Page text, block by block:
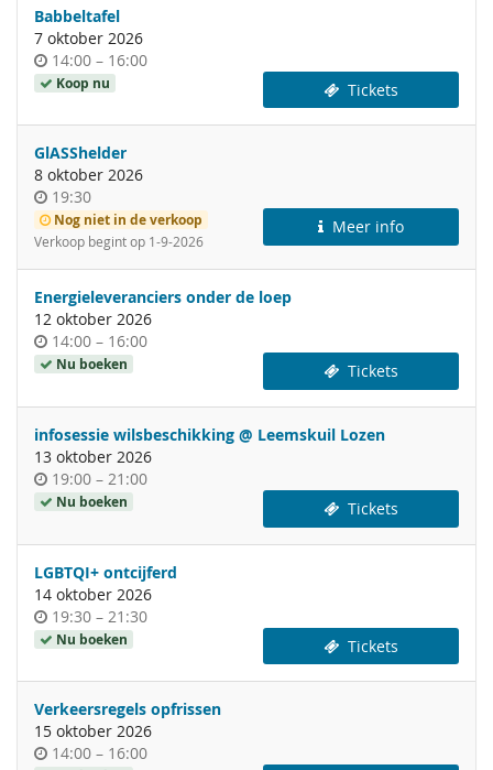
Babbeltafel
7 oktober 2026
Tijdstip
van
dag
14:00 –tot
16:00
Koop nu Tickets
GlASShelder
8 oktober 2026
Tijdstip
van
de
19:30
Nog niet in de verkoop
Verkoop begint op 1-9-2026
Meer info
Energieleveranciers onder de loep
12 oktober 2026
Tijdstip
van
dag
14:00 –tot
16:00
Nu boeken Tickets
infosessie wilsbeschikking @ Leemskuil Lozen
13 oktober 2026
Tijdstip
van
dag
19:00 –tot
21:00
Nu boeken Tickets
LGBTQI+ ontcijferd
14 oktober 2026
Tijdstip
van
dag
19:30 –tot
21:30
Nu boeken Tickets
Verkeersregels opfrissen
15 oktober 2026
Tijdstip
14:00 –tot
16:00